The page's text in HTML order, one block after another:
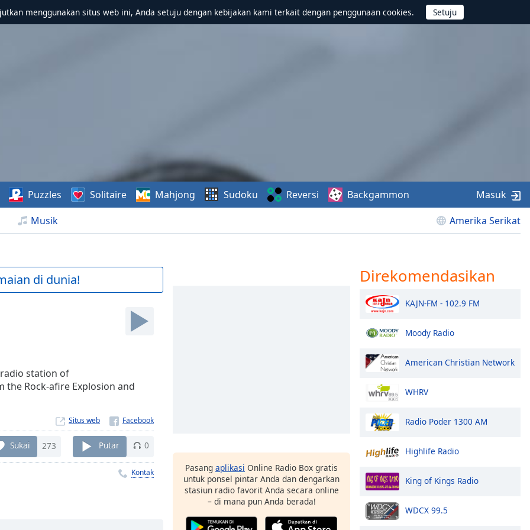
menggunakan situs web ini, Anda setuju dengan kebijakan kami terkait dengan penggunaan cookies.
Musik Amerika Serikat
Puzzles Solitaire Mahjong Sudoku Reversi Backgammon Masuk
di dunia!
station of
the Rock-afire Explosion and
Situs web
Sukai 273 Putar 0
Kontak Pasang aplikasi Online Radio Box gratis
untuk ponsel pintar Anda dan dengarkan
stasiun radio favorit Anda secara online
– di mana pun Anda berada!
Direkomendasikan
KAJN-FM - 102.9 FM
Moody Radio
American Christian Network
WHRV
Radio Poder 1300 AM
Highlife Radio
King of Kings Radio
WDCX 99.5